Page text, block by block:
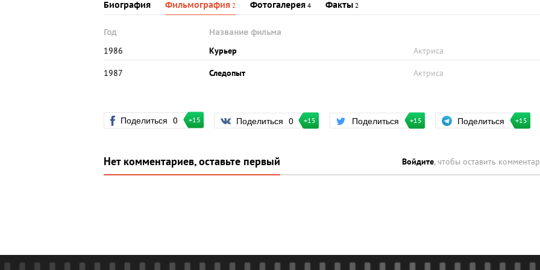
Биография Фильмография 2 Фотогалерея 4 Факты 2
Год Название фильма
1986 Курьер Актриса
1987 Следопыт Актриса
Поделиться 0 +15 Поделиться 0 +15 Поделиться +15 Поделиться +15
Нет комментариев, оставьте первый Войдите, чтобы оставить